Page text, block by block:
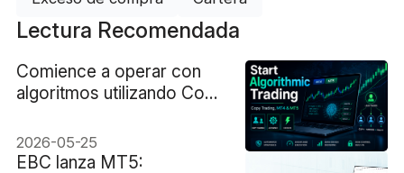
Lectura Recomendada
Comience a operar con
algoritmos utilizando Copy
2026-05-25
EBC lanza MT5: